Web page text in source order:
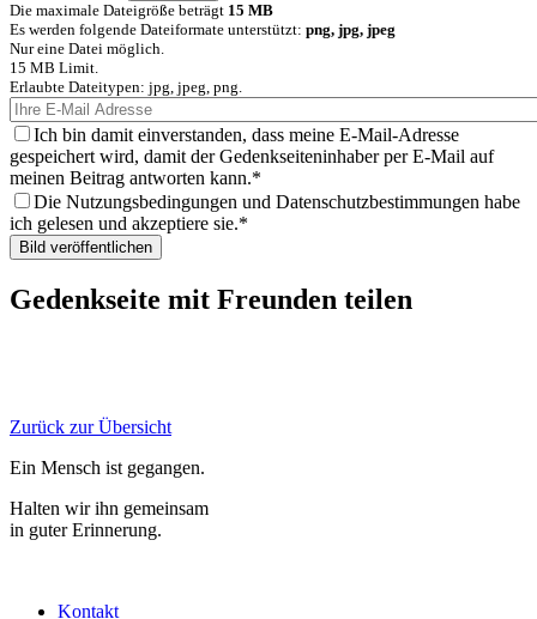
Die maximale Dateigröße beträgt 15 MB
Es werden folgende Dateiformate unterstützt: png, jpg, jpeg
Nur eine Datei möglich.
15 MB Limit.
Erlaubte Dateitypen: jpg, jpeg, png.
Ich bin damit einverstanden, dass meine E-Mail-Adresse
gespeichert wird, damit der Gedenkseiteninhaber per E-Mail auf
meinen Beitrag antworten kann.
Die Nutzungsbedingungen und Datenschutzbestimmungen habe
ich gelesen und akzeptiere sie.
Gedenkseite mit Freunden teilen
Zurück zur Übersicht
Ein Mensch ist gegangen.
Halten wir ihn gemeinsam
in guter Erinnerung.
Kontakt